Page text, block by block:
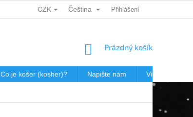
DÁRKOVÉ KUPONY POŠTOVNÉ V JEWISHOP
CZK Čeština Přihlášení
NÁKUPNÍ
Prázdný košík
Co je košer (kosher)? Napište nám Virtualní